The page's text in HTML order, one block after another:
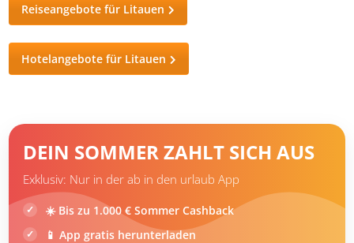
Reiseangebote für Litauen
Hotelangebote für Litauen
DEIN SOMMER ZAHLT SICH AUS
Exklusiv: Nur in der ab in den urlaub App
☀️ Bis zu 1.000 € Sommer Cashback
📱 App gratis herunterladen